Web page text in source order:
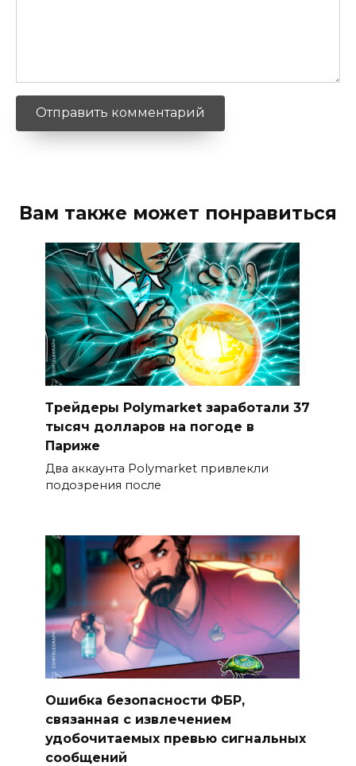
Вам также может понравиться
Трейдеры Polymarket заработали 37
тысяч долларов на погоде в
Париже
Два аккаунта Polymarket привлекли
подозрения после
Ошибка безопасности ФБР,
связанная с извлечением
удобочитаемых превью сигнальных
сообщений